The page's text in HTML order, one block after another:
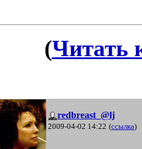
(Читать
redbreast_@lj
2009-04-02 14:22 (ссылка)